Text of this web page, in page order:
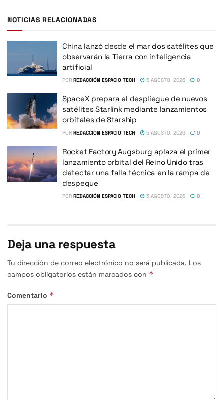
NOTICIAS RELACIONADAS
China lanzó desde el mar dos satélites que
observarán la Tierra con inteligencia
artificial
POR REDACCIÓN ESPACIO TECH 5 AGOSTO, 2026 0
SpaceX prepara el despliegue de nuevos
satélites Starlink mediante lanzamientos
orbitales de Starship
POR REDACCIÓN ESPACIO TECH 5 AGOSTO, 2026 0
Rocket Factory Augsburg aplaza el primer
lanzamiento orbital del Reino Unido tras
detectar una falla técnica en la rampa de
despegue
POR REDACCIÓN ESPACIO TECH 3 AGOSTO, 2026 0
Deja una respuesta
Tu dirección de correo electrónico no será publicada. Los
campos obligatorios están marcados con *
Comentario *